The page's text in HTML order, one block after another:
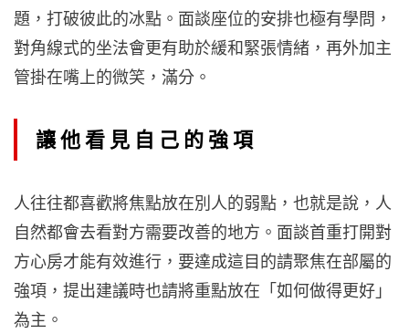
題，打破彼此的冰點。面談座位的安排也極有學問，
對角線式的坐法會更有助於緩和緊張情緒，再外加主
管掛在嘴上的微笑，滿分。
讓他看見自己的強項
人往往都喜歡將焦點放在別人的弱點，也就是說，人
自然都會去看對方需要改善的地方。面談首重打開對
方心房才能有效進行，要達成這目的請聚焦在部屬的
強項，提出建議時也請將重點放在「如何做得更好」
為主。